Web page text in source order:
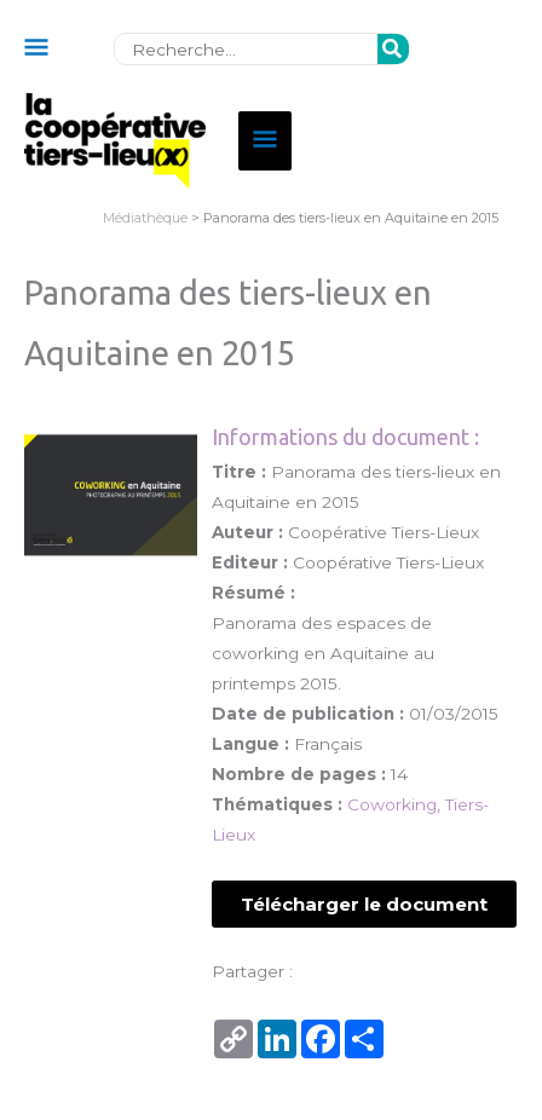
Rechercher:
de
l'en-
Menu
principal
Médiathèque> Panorama des tiers-lieux en Aquitaine en 2015
Panorama des tiers-lieux en
Aquitaine en 2015
Informations du document :
Titre : Panorama des tiers-lieux en
Aquitaine en 2015
Auteur : Coopérative Tiers-Lieux
Editeur : Coopérative Tiers-Lieux
Résumé :
Panorama des espaces de
coworking en Aquitaine au
printemps 2015.
Date de publication : 01/03/2015
Langue : Français
Nombre de pages : 14
Thématiques : Coworking ,Tiers-
Lieux
Télécharger le document
Partager :
Copy
Link
LinkedInFacebook
Share